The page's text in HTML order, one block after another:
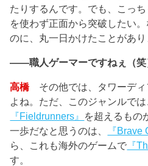
たりするんです。でも、こっ
を使わず正面から突破したい
のに、丸一日かけたことがあり
――職人ゲーマーですねぇ（笑
高橋その他では、タワーディ
よね。ただ、このジャンルで
『Fieldrunners』 を超えるもの
一歩だなと思うのは、
『Brave
ら、これも海外のゲームで 『
す。